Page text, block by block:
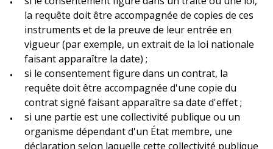
la requête doit être accompagnée de copies de ces
instruments et de la preuve de leur entrée en
vigueur (par exemple, un extrait de la loi nationale
faisant apparaître la date) ;
si le consentement figure dans un contrat, la
requête doit être accompagnée d'une copie du
contrat signé faisant apparaître sa date d'effet ;
si une partie est une collectivité publique ou un
organisme dépendant d'un État membre, une
déclaration selon laquelle cette collectivité publique